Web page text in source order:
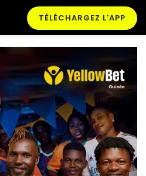
TÉLÉCHARGEZ L'APP